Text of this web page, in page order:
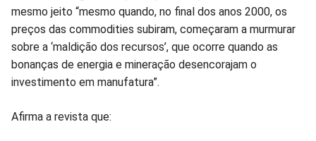
mesmo jeito “mesmo quando, no final dos anos 2000, os
preços das commodities subiram, começaram a murmurar
sobre a ‘maldição dos recursos’, que ocorre quando as
bonanças de energia e mineração desencorajam o
investimento em manufatura”.
Afirma a revista que: